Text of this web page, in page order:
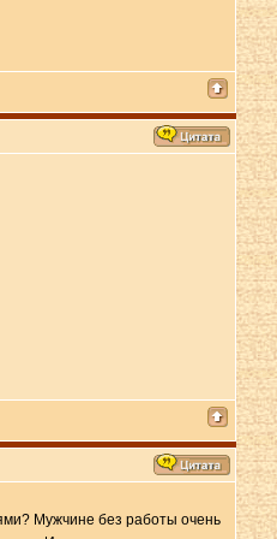
Мужчине без работы очень